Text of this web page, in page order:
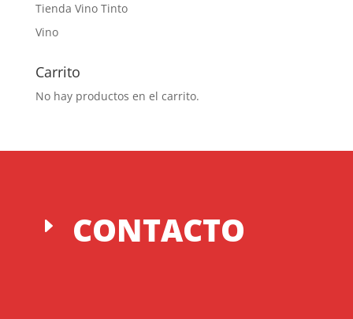
Tienda Vino Tinto
Vino
Carrito
No hay productos en el carrito.
E CONTACTO